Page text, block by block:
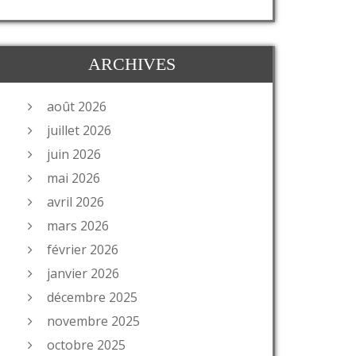
ARCHIVES
août 2026
juillet 2026
juin 2026
mai 2026
avril 2026
mars 2026
février 2026
janvier 2026
décembre 2025
novembre 2025
octobre 2025